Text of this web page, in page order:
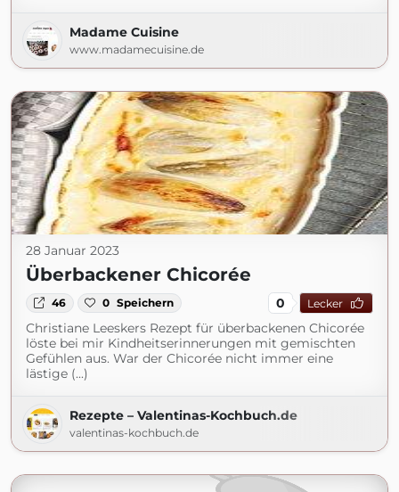
Madame Cuisine
www.madamecuisine.de
28 Januar 2023
Überbackener Chicorée
46 0 Speichern 0 Lecker
Christiane Leeskers Rezept für überbackenen Chicorée
löste bei mir Kindheitserinnerungen mit gemischten
Gefühlen aus. War der Chicorée nicht immer eine
lästige (...)
Rezepte – Valentinas-Kochbuch.de
valentinas-kochbuch.de